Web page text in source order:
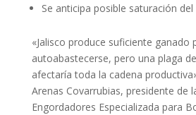
Se anticipa posible saturación
«Jalisco produce suficiente ganado
autoabastecerse, pero una plaga
afectaría toda la cadena
Arenas Covarrubias, presidente de
Engordadores Especializada para